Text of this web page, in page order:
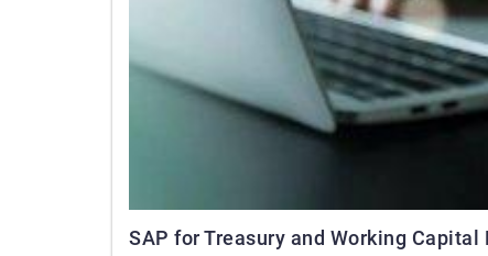
SAP for Treasury and Working